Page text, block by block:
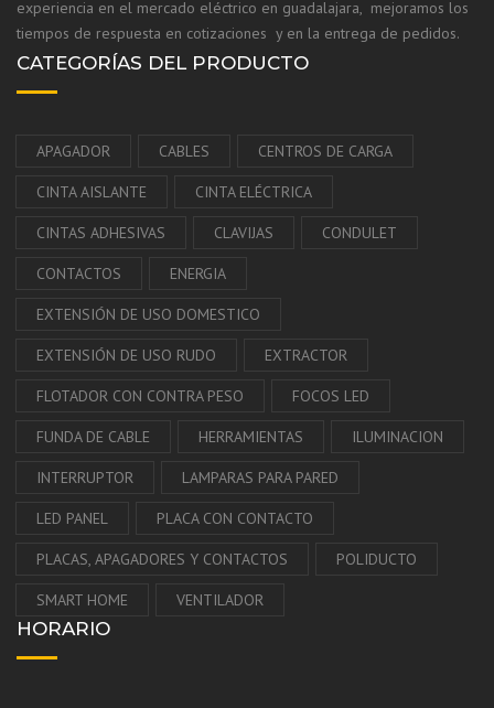
experiencia en el mercado eléctrico en guadalajara, mejoramos los
tiempos de respuesta en cotizaciones y en la entrega de pedidos.
CATEGORÍAS DEL PRODUCTO
APAGADOR CABLES CENTROS DE CARGA
CINTA AISLANTE CINTA ELÉCTRICA
CINTAS ADHESIVAS CLAVIJAS CONDULET
CONTACTOS ENERGIA
EXTENSIÓN DE USO DOMESTICO
EXTENSIÓN DE USO RUDO EXTRACTOR
FLOTADOR CON CONTRA PESO FOCOS LED
FUNDA DE CABLE HERRAMIENTAS ILUMINACION
INTERRUPTOR LAMPARAS PARA PARED
LED PANEL PLACA CON CONTACTO
PLACAS, APAGADORES Y CONTACTOS POLIDUCTO
SMART HOME VENTILADOR
HORARIO